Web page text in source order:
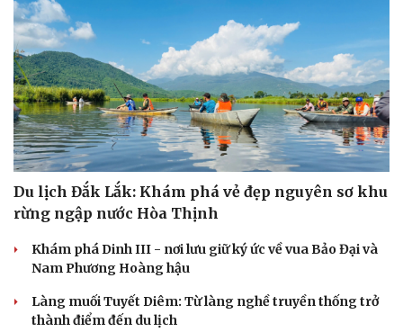
Thông tin doanh nghiệp
Doanh nghiệp 24h
Sành điệu
Du lịch Đắk Lắk: Khám phá vẻ đẹp nguyên sơ khu
rừng ngập nước Hòa Thịnh
Khám phá Dinh III - nơi lưu giữ ký ức về vua Bảo Đại và
Nam Phương Hoàng hậu
Làng muối Tuyết Diêm: Từ làng nghề truyền thống trở
thành điểm đến du lịch